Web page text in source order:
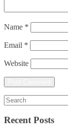
Name *
Email *
Website
Recent Posts